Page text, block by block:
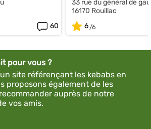
60
33 rue du général de
16170 Rouillac
6
pour vous ?
site référençant les kebabs en
proposons également de les
auprès de notre
vos amis.